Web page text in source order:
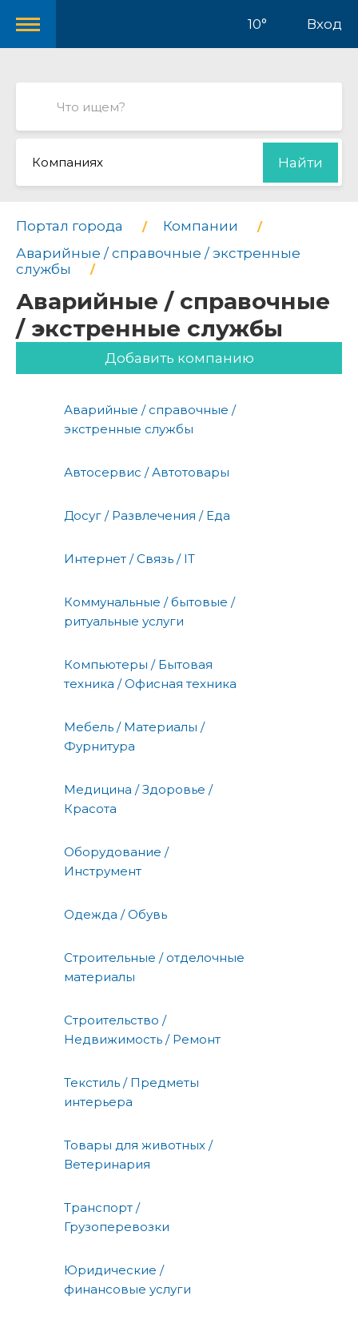
10° Вход
Компаниях Найти
Портал города
Компании
Аварийные / справочные / экстренные
службы
Аварийные / справочные
/ экстренные службы
Добавить компанию
Аварийные / справочные /
экстренные службы
Автосервис / Автотовары
Досуг / Развлечения / Еда
Интернет / Связь / IT
Коммунальные / бытовые /
ритуальные услуги
Компьютеры / Бытовая
техника / Офисная техника
Мебель / Материалы /
Фурнитура
Медицина / Здоровье /
Красота
Оборудование /
Инструмент
Одежда / Обувь
Строительные / отделочные
материалы
Строительство /
Недвижимость / Ремонт
Текстиль / Предметы
интерьера
Товары для животных /
Ветеринария
Транспорт /
Грузоперевозки
Юридические /
финансовые услуги